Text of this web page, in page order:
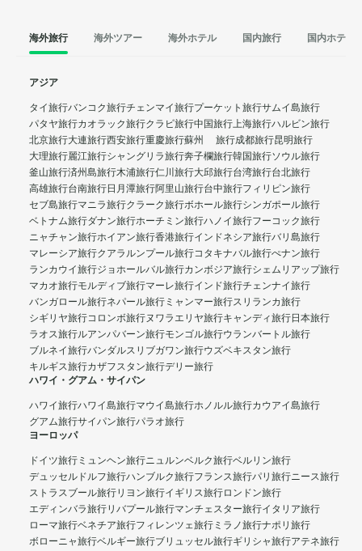
海外旅行 海外ツアー 海外ホテル 国内旅行 国内ホテル
アジア
タイ旅行バンコク旅行チェンマイ旅行プーケット旅行サムイ島旅行
パタヤ旅行カオラック旅行クラビ旅行中国旅行上海旅行ハルビン旅行
北京旅行大連旅行西安旅行重慶旅行蘇州 旅行成都旅行昆明旅行
大理旅行麗江旅行シャングリラ旅行奔子欄旅行韓国旅行ソウル旅行
釜山旅行済州島旅行木浦旅行仁川旅行大邱旅行台湾旅行台北旅行
高雄旅行台南旅行日月潭旅行阿里山旅行台中旅行フィリピン旅行
セブ島旅行マニラ旅行クラーク旅行ボホール旅行シンガポール旅行
ベトナム旅行ダナン旅行ホーチミン旅行ハノイ旅行フーコック旅行
ニャチャン旅行ホイアン旅行香港旅行インドネシア旅行バリ島旅行
マレーシア旅行クアラルンプール旅行コタキナバル旅行ぺナン旅行
ランカウイ旅行ジョホールバル旅行カンボジア旅行シェムリアップ旅行
マカオ旅行モルディブ旅行マーレ旅行インド旅行チェンナイ旅行
バンガロール旅行ネパール旅行 ミャンマー旅行スリランカ旅行
シギリヤ旅行コロンボ旅行ヌワラエリヤ旅行キャンディ旅行日本旅行
ラオス旅行ルアンパバーン旅行モンゴル旅行ウランバートル旅行
ブルネイ旅行バンダルスリブガワン旅行ウズベキスタン旅行
キルギス旅行カザフスタン旅行デリー旅行
ハワイ・グアム・サイパン
ハワイ旅行ハワイ島旅行マウイ島旅行ホノルル旅行カウアイ島旅行
グアム旅行サイパン旅行パラオ旅行
ヨーロッパ
ドイツ旅行 ミュンヘン旅行ニュルンベルク旅行ベルリン旅行
デュッセルドルフ旅行ハンブルク旅行フランス旅行パリ旅行ニース旅行
ストラスブール旅行リヨン旅行イギリス旅行ロンドン旅行
エディンバラ旅行リバプール旅行マンチェスター旅行イタリア旅行
ローマ旅行ベネチア旅行フィレンツェ旅行 ミラノ旅行ナポリ旅行
ボローニャ旅行ベルギー旅行ブリュッセル旅行ギリシャ旅行アテネ旅行